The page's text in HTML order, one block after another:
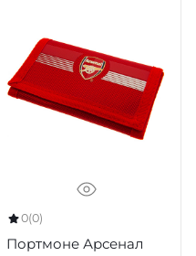
0(0)
Портмоне Арсенал